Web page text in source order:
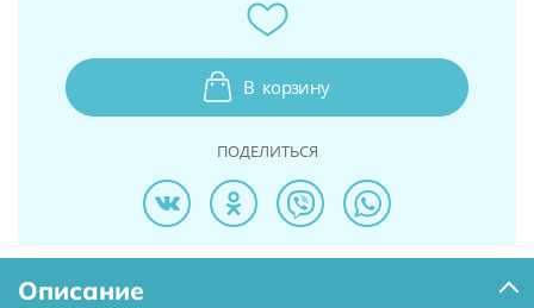
В корзину
ПОДЕЛИТЬСЯ
Описание